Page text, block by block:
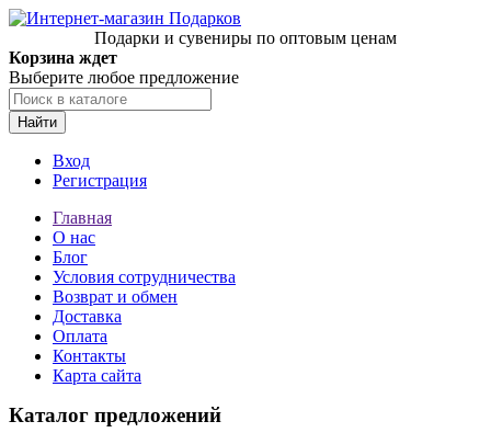
Подарки и сувениры по оптовым ценам
Корзина ждет
Выберите любое предложение
Найти
Вход
Регистрация
Главная
О нас
Блог
Условия сотрудничества
Возврат и обмен
Доставка
Оплата
Контакты
Карта сайта
Каталог предложений